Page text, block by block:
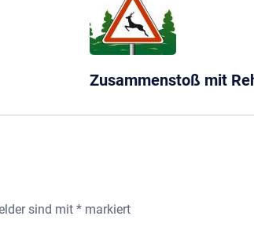
Zusammenstoß mit
sind mit * markiert